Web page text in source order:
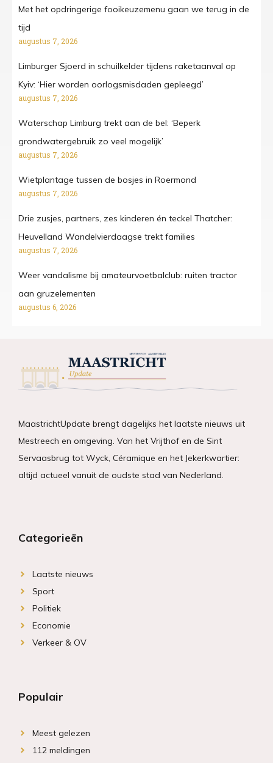
Met het opdringerige fooikeuzemenu gaan we terug in de
tijd
augustus 7, 2026
Limburger Sjoerd in schuilkelder tijdens raketaanval op
Kyiv: ‘Hier worden oorlogsmisdaden gepleegd’
augustus 7, 2026
Waterschap Limburg trekt aan de bel: ‘Beperk
grondwatergebruik zo veel mogelijk’
augustus 7, 2026
Wietplantage tussen de bosjes in Roermond
augustus 7, 2026
Drie zusjes, partners, zes kinderen én teckel Thatcher:
Heuvelland Wandelvierdaagse trekt families
augustus 7, 2026
Weer vandalisme bij amateurvoetbalclub: ruiten tractor
aan gruzelementen
augustus 6, 2026
MaastrichtUpdate brengt dagelijks het laatste nieuws uit
Mestreech en omgeving. Van het Vrijthof en de Sint
Servaasbrug tot Wyck, Céramique en het Jekerkwartier:
altijd actueel vanuit de oudste stad van Nederland.
Categorieën
Laatste nieuws
Sport
Politiek
Economie
Verkeer & OV
Populair
Meest gelezen
112 meldingen